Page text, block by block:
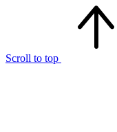
Scroll to top